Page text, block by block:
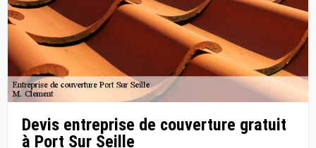
Devis entreprise de couverture gratuit
à Port Sur Seille